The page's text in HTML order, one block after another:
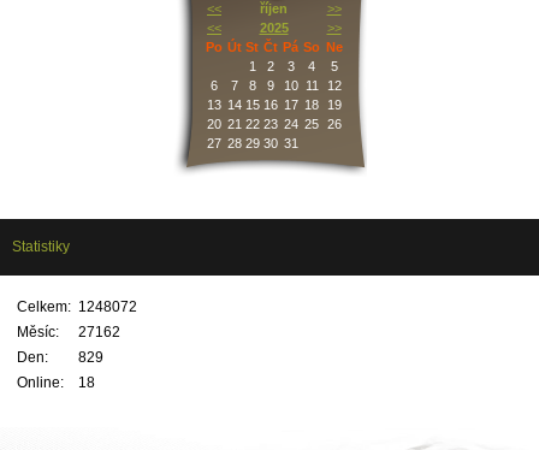
<< říjen
>>
<<
2025
>>
Po Út St Čt Pá So Ne
1
2 3 4
5
6
7 8 9 10 11
12
13 14 15 16 17 18
19
20 21 22 23 24 25 26
27 28 29 30 31
Statistiky
Online: 18
Celkem: 1248072
Měsíc:
27162
Den:
829